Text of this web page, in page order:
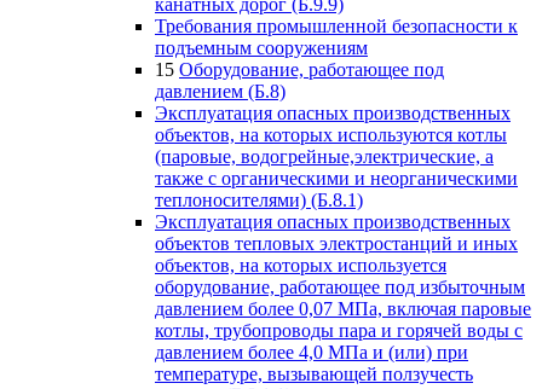
канатных дорог (Б.9.9)
Требования промышленной безопасности к
подъемным сооружениям
15 Оборудование, работающее под
давлением (Б.8)
Эксплуатация опасных производственных
объектов, на которых используются котлы
(паровые, водогрейные,электрические, а
также с органическими и неорганическими
теплоносителями) (Б.8.1)
Эксплуатация опасных производственных
объектов тепловых электростанций и иных
объектов, на которых используется
оборудование, работающее под избыточным
давлением более 0,07 МПа, включая паровые
котлы, трубопроводы пара и горячей воды с
давлением более 4,0 МПа и (или) при
температуре, вызывающей ползучесть